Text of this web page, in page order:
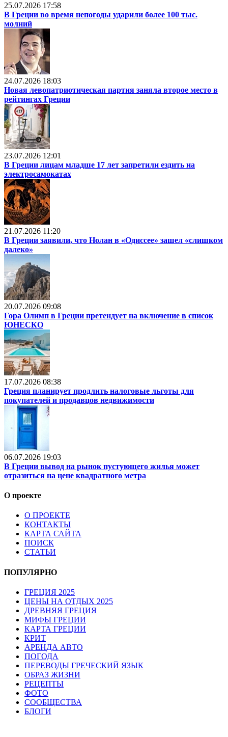
25.07.2026 17:58
В Греции во время непогоды ударили более 100 тыс.
молний
24.07.2026 18:03
Новая левопатриотическая партия заняла второе место в
рейтингах Греции
23.07.2026 12:01
В Греции лицам младше 17 лет запретили ездить на
электросамокатах
21.07.2026 11:20
В Греции заявили, что Нолан в «Одиссее» зашел «слишком
далеко»
20.07.2026 09:08
Гора Олимп в Греции претендует на включение в список
ЮНЕСКО
17.07.2026 08:38
Греция планирует продлить налоговые льготы для
покупателей и продавцов недвижимости
06.07.2026 19:03
В Греции вывод на рынок пустующего жилья может
отразиться на цене квадратного метра
О проекте
О ПРОЕКТЕ
КОНТАКТЫ
КАРТА САЙТА
ПОИСК
СТАТЬИ
ПОПУЛЯРНО
ГРЕЦИЯ 2025
ЦЕНЫ НА ОТДЫХ 2025
ДРЕВНЯЯ ГРЕЦИЯ
МИФЫ ГРЕЦИИ
КАРТА ГРЕЦИИ
КРИТ
АРЕНДА АВТО
ПОГОДА
ПЕРЕВОДЫ ГРЕЧЕСКИЙ ЯЗЫК
ОБРАЗ ЖИЗНИ
РЕЦЕПТЫ
ФОТО
СООБЩЕСТВА
БЛОГИ